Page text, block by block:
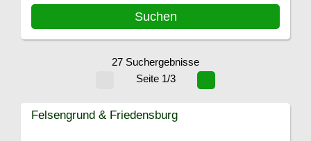
27 Suchergebnisse
Seite 1/3
Felsengrund & Friedensburg